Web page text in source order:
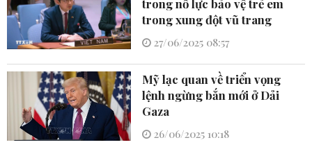
trong nỗ lực bảo vệ trẻ em
trong xung đột vũ trang
27/06/2025 08:57
Mỹ lạc quan về triển vọng
lệnh ngừng bắn mới ở Dải
Gaza
26/06/2025 10:18